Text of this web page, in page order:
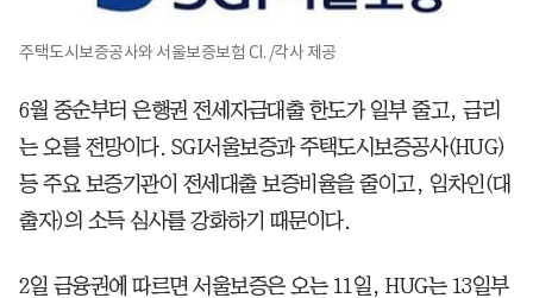
주택도시보증공사와 서울보증보험 CI. /각사 제공
6월 중순부터 은행권 전세자금대출 한도가 일부 줄고, 금리
는 오를 전망이다. SGI서울보증과 주택도시보증공사(HUG)
등 주요 보증기관이 전세대출 보증비율을 줄이고, 임차인(대
출자)의 소득 심사를 강화하기 때문이다.
2일 금융권에 따르면 서울보증은 오는 11일, HUG는 13일부